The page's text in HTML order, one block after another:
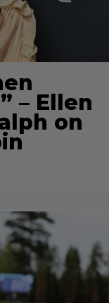
– Ellen
on